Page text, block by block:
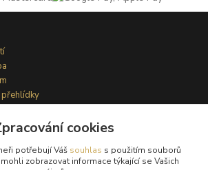
rozhraní
cookies
potřebují Váš souhlas s použitím souborů
zobrazovat informace týkající se Vašich